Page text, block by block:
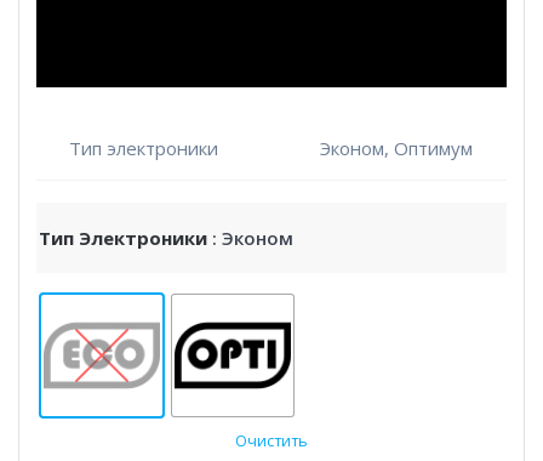
Тип электроники Эконом, Оптимум
Тип Электроники : Эконом
Очистить